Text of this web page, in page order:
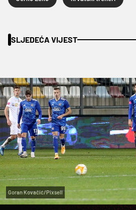
SLJEDEĆA VIJEST
Goran Kovačić/Pixsell